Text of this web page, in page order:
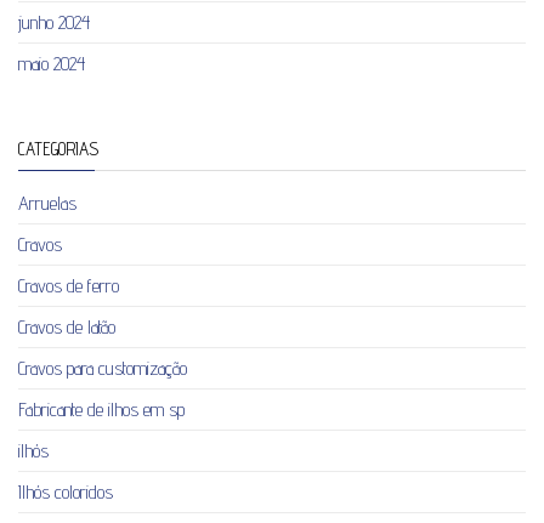
junho 2024
maio 2024
CATEGORIAS
Arruelas
Cravos
Cravos de ferro
Cravos de latão
Cravos para customização
Fabricante de ilhos em sp
ilhós
Ilhós coloridos